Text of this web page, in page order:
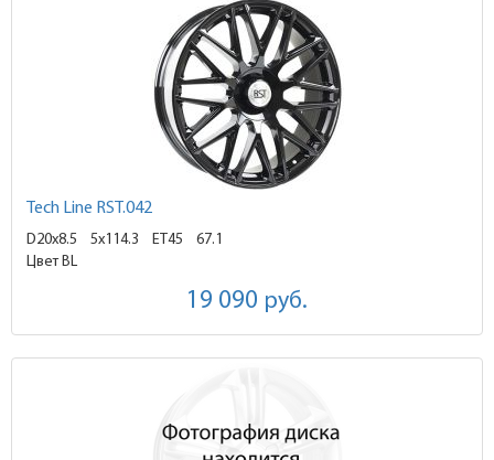
Tech Line RST.042
D20x8.5 5x114.3 ET45
67.1
Цвет BL
19 090 руб.